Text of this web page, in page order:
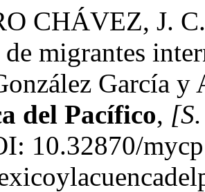
CHÁVEZ, J.
migrantes
García
del Pacífico,
10.32870/